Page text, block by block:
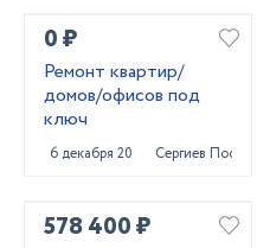
0 ₽
Ремонт квартир/
домов/офисов под
ключ
6 декабря 2020 Сергиев Посад
578 400 ₽